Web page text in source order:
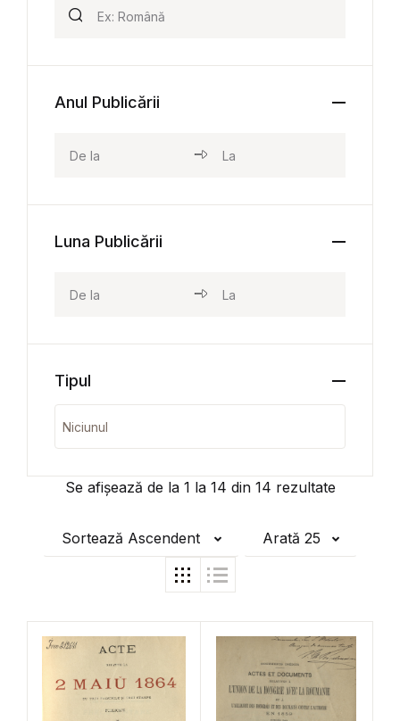
Se afișează de la 1 la 14 din 14 rezultate
Sortează Ascendent Arată 25
Anul Publicării
Luna Publicării
Tipul